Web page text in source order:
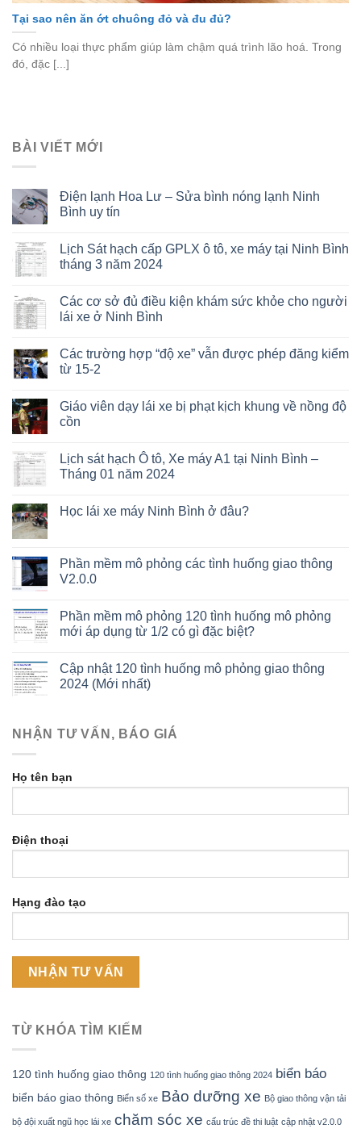
Tại sao nên ăn ớt chuông đỏ và đu đủ?
Có nhiều loại thực phẩm giúp làm chậm quá trình lão hoá. Trong
đó, đặc [...]
BÀI VIẾT MỚI
Điện lạnh Hoa Lư – Sửa bình nóng lạnh Ninh
Bình uy tín
Lịch Sát hạch cấp GPLX ô tô, xe máy tại Ninh Bình
tháng 3 năm 2024
Các cơ sở đủ điều kiện khám sức khỏe cho người
lái xe ở Ninh Bình
Các trường hợp “độ xe” vẫn được phép đăng kiểm
từ 15-2
Giáo viên dạy lái xe bị phạt kịch khung về nồng độ
cồn
Lịch sát hạch Ô tô, Xe máy A1 tại Ninh Bình –
Tháng 01 năm 2024
Học lái xe máy Ninh Bình ở đâu?
Phần mềm mô phỏng các tình huống giao thông
V2.0.0
Phần mềm mô phỏng 120 tình huống mô phỏng
mới áp dụng từ 1/2 có gì đặc biệt?
Cập nhật 120 tình huống mô phỏng giao thông
2024 (Mới nhất)
NHẬN TƯ VẤN, BÁO GIÁ
Họ tên bạn
Điện thoại
Hạng đào tạo
TỪ KHÓA TÌM KIẾM
120 tình huống giao thông 120 tình huống giao thông 2024 biển báo
biển báo giao thông Biển số xe Bảo dưỡng xe Bộ giao thông vận tải
bộ đội xuất ngũ học lái xe chăm sóc xe cấu trúc đề thi luật cập nhật v2.0.0